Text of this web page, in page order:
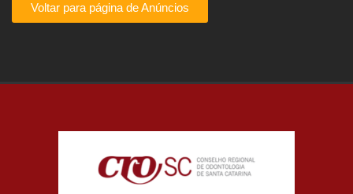
Voltar para página de Anúncios